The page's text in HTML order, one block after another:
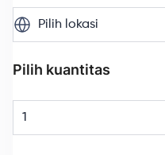
Pilih lokasi
Pilih kuantitas